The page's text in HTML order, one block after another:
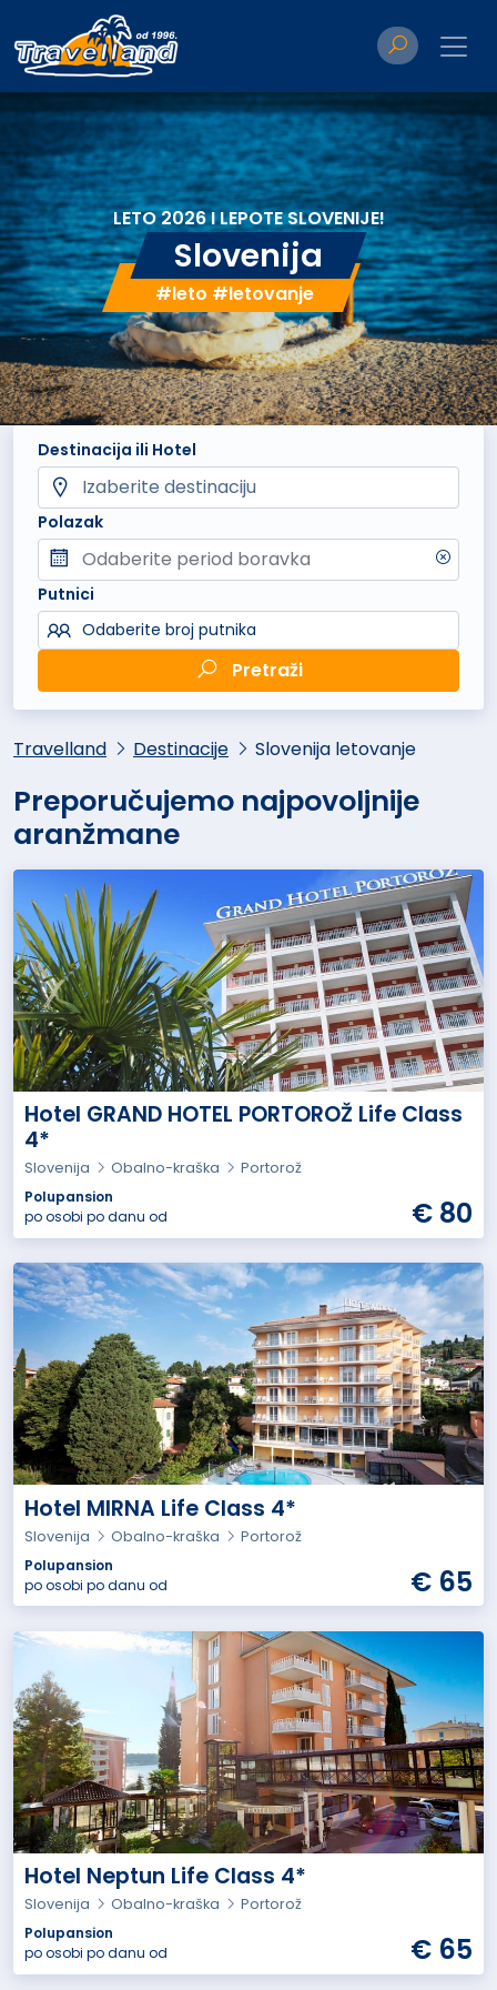
LETO 2026 I LEPOTE SLOVENIJE!
Slovenija
#leto #letovanje
Destinacija ili Hotel
Polazak
Putnici
Odaberite broj putnika
Pretraži
Travelland Destinacije Slovenija letovanje
Preporučujemo najpovoljnije
aranžmane
Hotel GRAND HOTEL PORTOROŽ Life Class
4*
Slovenija Obalno-kraška
Portorož
Polupansion
po osobi po danu od
€ 80
Hotel MIRNA Life Class 4*
Slovenija Obalno-kraška
Portorož
Polupansion
po osobi po danu od
€ 65
Hotel Neptun Life Class 4*
Slovenija Obalno-kraška
Portorož
Polupansion
po osobi po danu od
€ 65